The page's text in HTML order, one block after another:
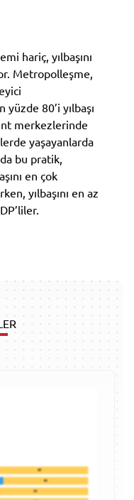
hariç, yılbaşını
Metropolleşme,
80’i yılbaşı
merkezlerinde
yaşayanlarda
bu pratik,
en çok
yılbaşını en az